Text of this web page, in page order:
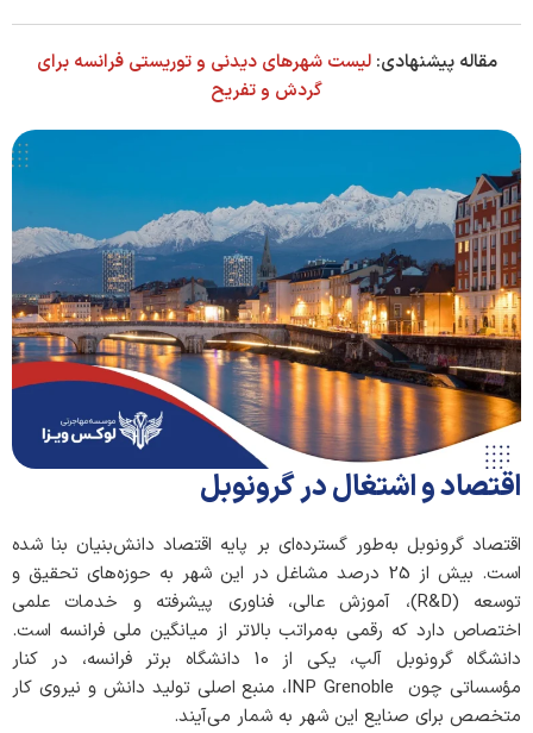
مقاله پیشنهادی:لیست شهرهای دیدنی و توریستی فرانسه برای
گردش و تفریح
اقتصاد و اشتغال در گرونوبل
اقتصاد گرونوبل به‌طور گسترده‌ای بر پایه اقتصاد دانش‌بنیان بنا شده
است. بیش از 25 درصد مشاغل در این شهر به حوزه‌های تحقیق و
توسعه (R&D)، آموزش عالی، فناوری پیشرفته و خدمات علمی
اختصاص دارد که رقمی به‌مراتب بالاتر از میانگین ملی فرانسه است.
دانشگاه گرونوبل آلپ، یکی از 10 دانشگاه برتر فرانسه، در کنار
مؤسساتی چون INP Grenoble، منبع اصلی تولید دانش و نیروی کار
متخصص برای صنایع این شهر به شمار می‌آیند.